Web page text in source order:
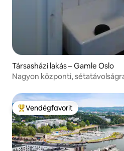
Társasházi lakás – Gamle Oslo
Nagyon központi,
Kiemelt vendégfavorit
Vendégfavorit